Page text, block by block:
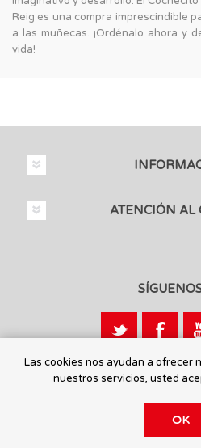
Reig es una compra imprescindible
a las muñecas. ¡Ordénalo ahora y
vida!
ATENCIÓN AL
Calle León, 1 -
Las cookies nos ayudan a ofrecer
nuestros servicios, usted
OK